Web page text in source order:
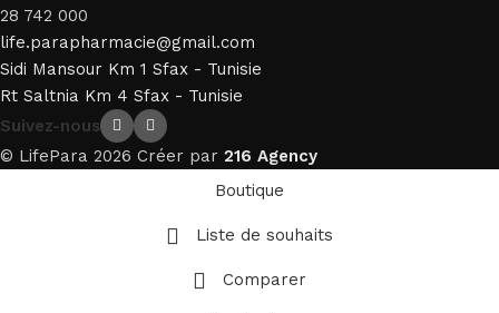
28 742 000
life.parapharmacie@gmail.com
Sidi Mansour Km 1 Sfax - Tunisie
Rt Saltnia Km 4 Sfax - Tunisie
Suivez-nous
© LifePara 2026 Créer par 216 Agency
Boutique
Liste de souhaits
Comparer